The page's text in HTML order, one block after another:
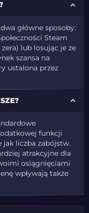
główne sposoby:
Steam
lub losując je ze
szansa na
ustalona przez
funkcji
liczba zabójstw.
atrakcyjne dla
osiągnięciami
wpływają także